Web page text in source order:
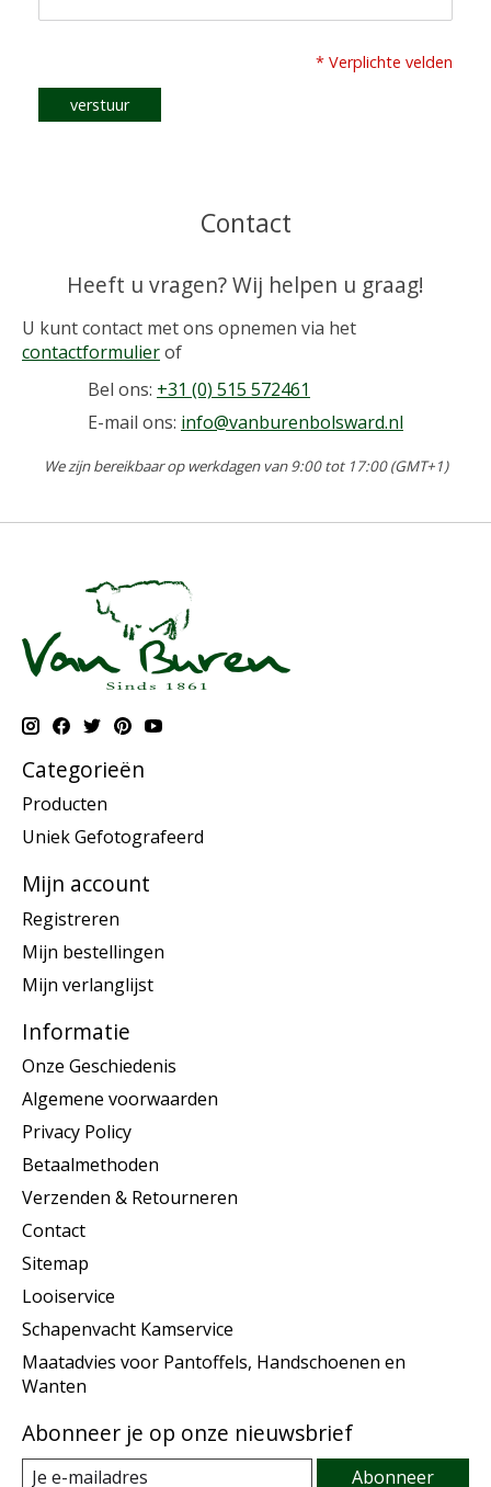
* Verplichte velden
verstuur
Contact
Heeft u vragen? Wij helpen u graag!
U kunt contact met ons opnemen via het
contactformulierof
Bel ons: +31 (0) 515 572461
E-mail ons: info@vanburenbolsward.nl
We zijn bereikbaar op werkdagen van 9:00 tot 17:00 (GMT+1)
Categorieën
Producten
Uniek Gefotografeerd
Mijn account
Registreren
Mijn bestellingen
Mijn verlanglijst
Informatie
Onze Geschiedenis
Algemene voorwaarden
Privacy Policy
Betaalmethoden
Verzenden & Retourneren
Contact
Sitemap
Looiservice
Schapenvacht Kamservice
Maatadvies voor Pantoffels, Handschoenen en
Wanten
Abonneer je op onze nieuwsbrief
Abonneer